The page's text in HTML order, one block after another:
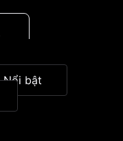
Nổi bật